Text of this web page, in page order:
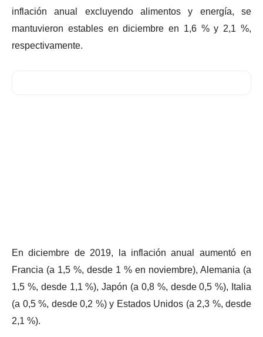
inflación anual excluyendo alimentos y energía, se
mantuvieron estables en diciembre en 1,6 % y 2,1 %,
respectivamente.
En diciembre de 2019, la inflación anual aumentó en
Francia (a 1,5 %, desde 1 % en noviembre), Alemania (a
1,5 %, desde 1,1 %), Japón (a 0,8 %, desde 0,5 %), Italia
(a 0,5 %, desde 0,2 %) y Estados Unidos (a 2,3 %, desde
2,1 %).